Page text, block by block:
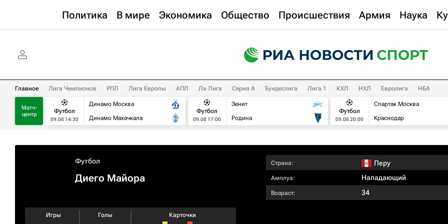
Политика В мире Экономика Общество Происшествия Армия Наука
Главное Лига Чемпионов РПЛ Лига Европы АПЛ Ла Лига Серия А Бундеслига Лига 1 КХЛ НХЛ Евролига НБА
Матч-
центр
Футбол
09.08 14:30
Динамо Москва
Динамо Махачкала
Футбол
09.08 17:00
Зенит
Родина
Футбол
09.08 20:00
Спартак Москва
Краснодар
Футбол
Диего Майора
Игры Голы Карточки
Страна: Перу
Амплуа: Нападающий
Возраст: 34